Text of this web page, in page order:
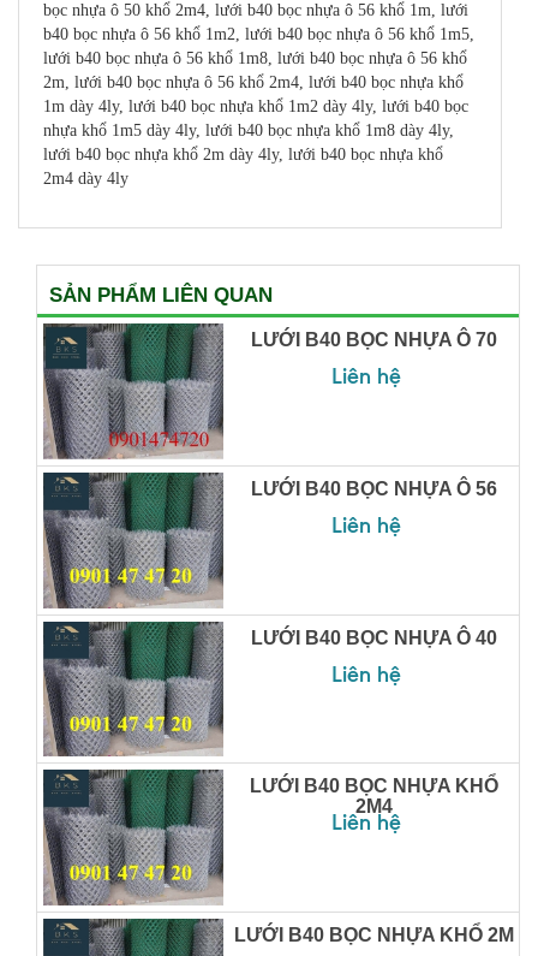
bọc nhựa ô 50 khổ 2m4, lưới b40 bọc nhựa ô 56 khổ 1m, lưới
b40 bọc nhựa ô 56 khổ 1m2, lưới b40 bọc nhựa ô 56 khổ 1m5,
lưới b40 bọc nhựa ô 56 khổ 1m8, lưới b40 bọc nhựa ô 56 khổ
2m, lưới b40 bọc nhựa ô 56 khổ 2m4, lưới b40 bọc nhựa khổ
1m dày 4ly, lưới b40 bọc nhựa khổ 1m2 dày 4ly, lưới b40 bọc
nhựa khổ 1m5 dày 4ly, lưới b40 bọc nhựa khổ 1m8 dày 4ly,
lưới b40 bọc nhựa khổ 2m dày 4ly, lưới b40 bọc nhựa khổ
2m4 dày 4ly
SẢN PHẨM LIÊN QUAN
LƯỚI B40 BỌC NHỰA Ô 70
Liên hệ
LƯỚI B40 BỌC NHỰA Ô 56
Liên hệ
LƯỚI B40 BỌC NHỰA Ô 40
Liên hệ
LƯỚI B40 BỌC NHỰA KHỔ
2M4
Liên hệ
LƯỚI B40 BỌC NHỰA KHỔ 2M